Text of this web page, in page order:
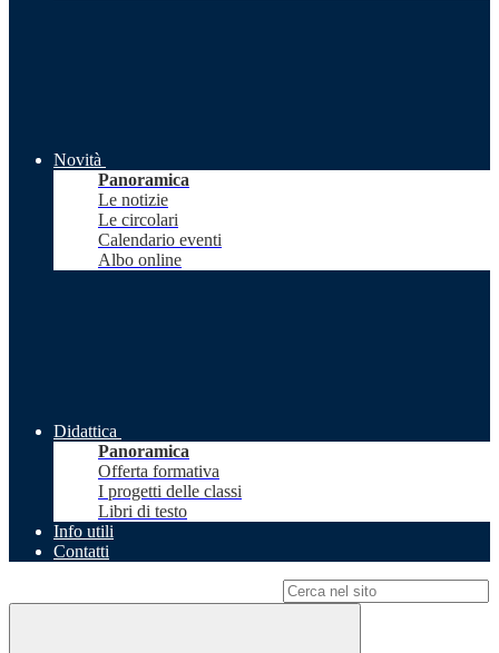
Novità
Panoramica
Le notizie
Le circolari
Calendario eventi
Albo online
Didattica
Panoramica
Offerta formativa
I progetti delle classi
Libri di testo
Info utili
Contatti